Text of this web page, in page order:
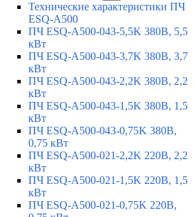
Технические характеристики ПЧ
ESQ-A500
ПЧ ESQ-A500-043-5,5K 380В, 5,5
кВт
ПЧ ESQ-A500-043-3,7K 380В, 3,7
кВт
ПЧ ESQ-A500-043-2,2K 380В, 2,2
кВт
ПЧ ESQ-A500-043-1,5K 380В, 1,5
кВт
ПЧ ESQ-A500-043-0,75K 380В,
0,75 кВт
ПЧ ESQ-A500-021-2,2K 220В, 2,2
кВт
ПЧ ESQ-A500-021-1,5K 220В, 1,5
кВт
ПЧ ESQ-A500-021-0,75K 220В,